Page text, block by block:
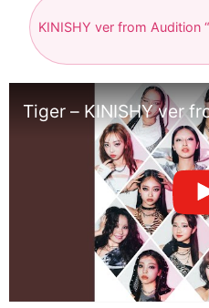
KINISHY ver from Audition
Tiger – KINISHY ver